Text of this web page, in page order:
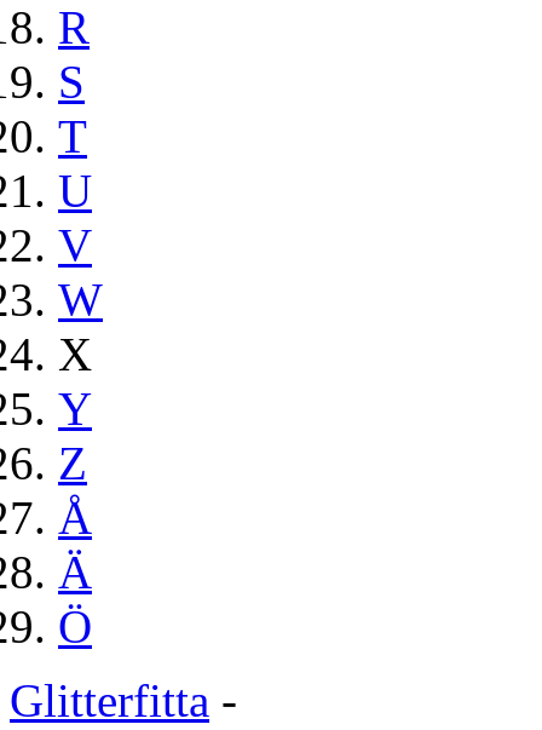
R
S
T
U
V
W
X
Y
Z
Å
Ä
Ö
Glitterfitta -